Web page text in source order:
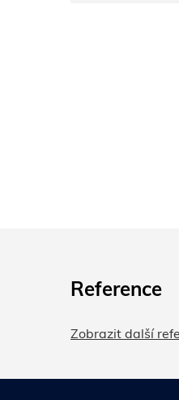
Reference
Zobrazit další